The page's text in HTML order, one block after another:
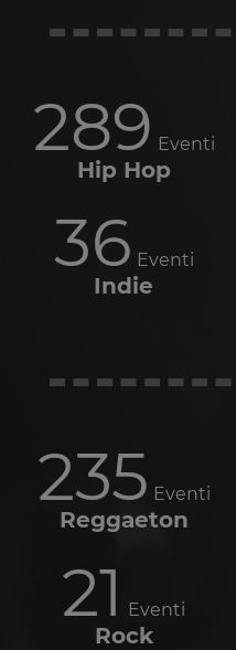
289 Eventi
Hip Hop
36 Eventi
Indie
235 Eventi
Reggaeton
21 Eventi
Rock